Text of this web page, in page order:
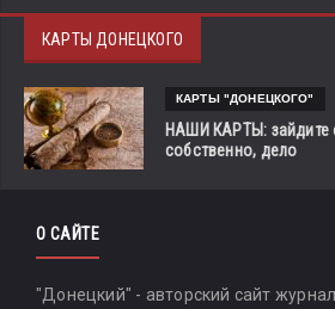
КАРТЫ ДОНЕЦКОГО
КАРТЫ "ДОНЕЦКОГО"
НАШИ КАРТЫ: зайдите
собственно, дело
О САЙТЕ
"Донецкий" - авторский сайт